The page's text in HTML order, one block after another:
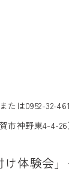
は0952-32-
市神野東4-4-26
体験会」